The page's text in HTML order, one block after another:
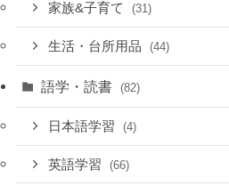
家族&子育て (31)
生活・台所用品 (44)
語学・読書 (82)
日本語学習 (4)
英語学習 (66)